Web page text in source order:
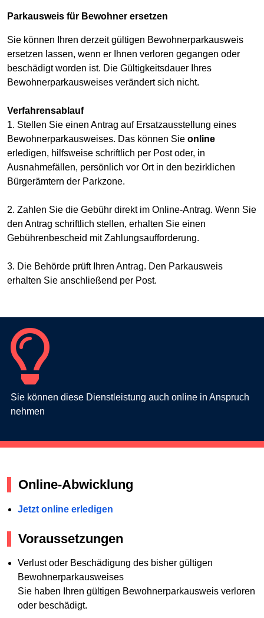
Parkausweis für Bewohner ersetzen
Sie können Ihren derzeit gültigen Bewohnerparkausweis
ersetzen lassen, wenn er Ihnen verloren gegangen oder
beschädigt worden ist. Die Gültigkeitsdauer Ihres
Bewohnerparkausweises verändert sich nicht.
Verfahrensablauf
1. Stellen Sie einen Antrag auf Ersatzausstellung eines
Bewohnerparkausweises. Das können Sie online
erledigen, hilfsweise schriftlich per Post oder, in
Ausnahmefällen, persönlich vor Ort in den bezirklichen
Bürgerämtern der Parkzone.
2. Zahlen Sie die Gebühr direkt im Online-Antrag. Wenn Sie
den Antrag schriftlich stellen, erhalten Sie einen
Gebührenbescheid mit Zahlungsaufforderung.
3. Die Behörde prüft Ihren Antrag. Den Parkausweis
erhalten Sie anschließend per Post.
Sie können diese Dienstleistung auch online in Anspruch
nehmen
Online-Abwicklung
Jetzt online erledigen
Voraussetzungen
Verlust oder Beschädigung des bisher gültigen
Bewohnerparkausweises
Sie haben Ihren gültigen Bewohnerparkausweis verloren
oder beschädigt.